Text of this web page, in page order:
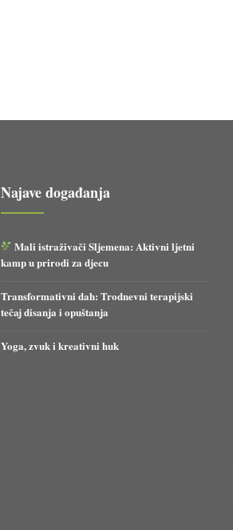
Najave događanja
Mali istraživači Sljemena: Aktivni ljetni
kamp u prirodi za djecu
Transformativni dah: Trodnevni terapijski
tečaj disanja i opuštanja
Yoga, zvuk i kreativni huk